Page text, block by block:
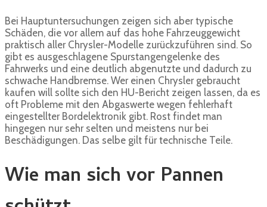
Bei Hauptuntersuchungen zeigen sich aber typische
Schäden, die vor allem auf das hohe Fahrzeuggewicht
praktisch aller Chrysler-Modelle zurückzuführen sind. So
gibt es ausgeschlagene Spurstangengelenke des
Fahrwerks und eine deutlich abgenutzte und dadurch zu
schwache Handbremse. Wer einen Chrysler gebraucht
kaufen will sollte sich den HU-Bericht zeigen lassen, da es
oft Probleme mit den Abgaswerte wegen fehlerhaft
eingestellter Bordelektronik gibt. Rost findet man
hingegen nur sehr selten und meistens nur bei
Beschädigungen. Das selbe gilt für technische Teile.
Wie man sich vor Pannen